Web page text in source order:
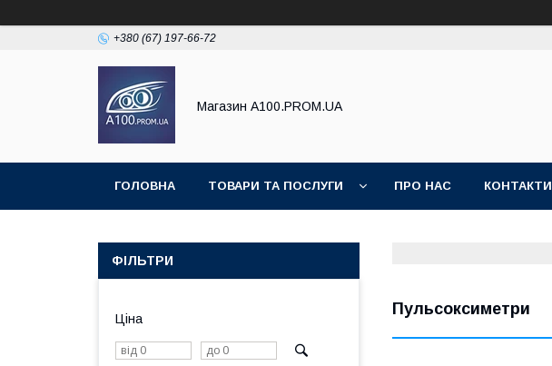
+380 (67) 197-66-72
Магазин A100.PROM.UA
ГОЛОВНА ТОВАРИ ТА ПОСЛУГИ ПРО НАС КОНТАКТИ
Пульсоксиметри
ФІЛЬТРИ
Ціна